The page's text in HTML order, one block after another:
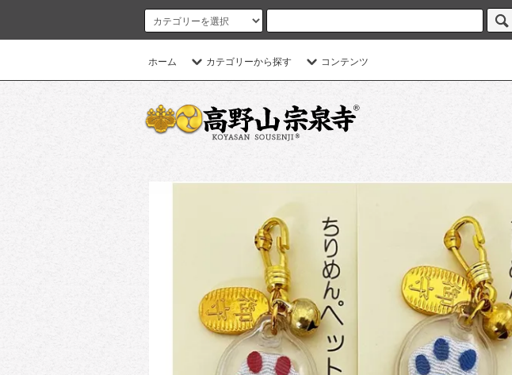
ホーム カテゴリーから探す コンテンツ